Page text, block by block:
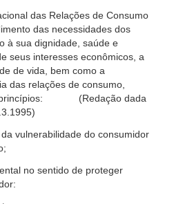
das Relações de Consumo
das necessidades dos
à sua dignidade, saúde e
seus interesses econômicos, a
de vida, bem como a
das relações de consumo,
princípios: (Redação dada
vulnerabilidade do consumidor
no sentido de proteger